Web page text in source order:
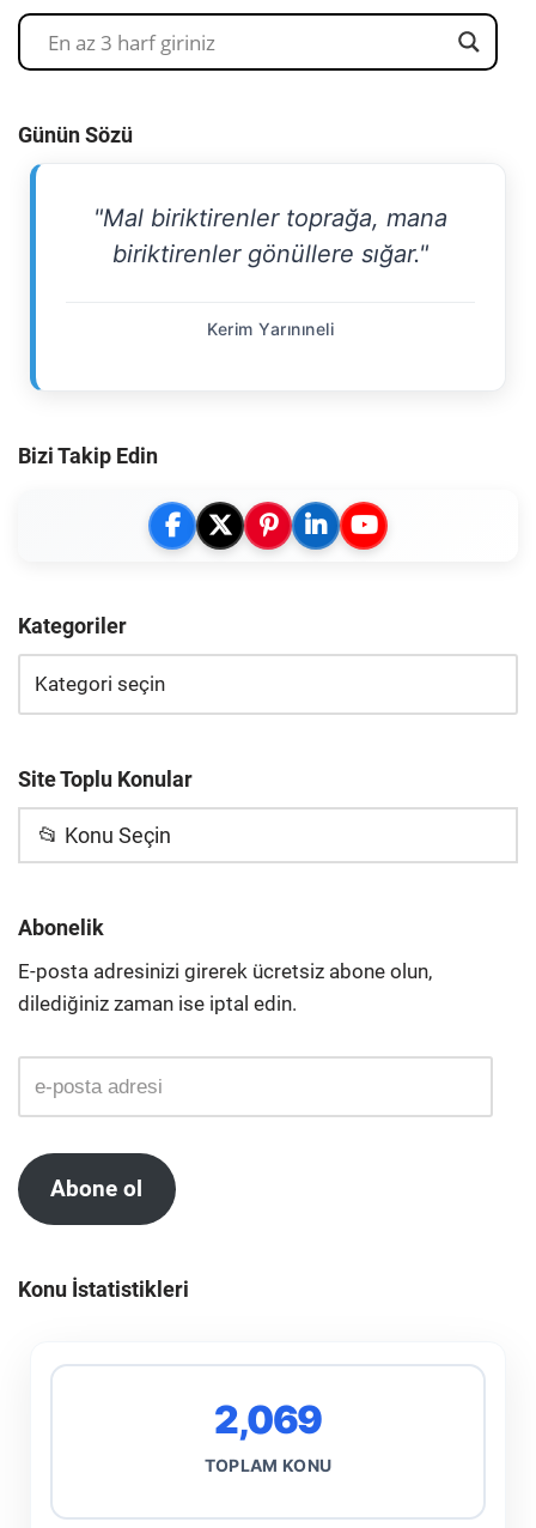
Günün Sözü
"Mal biriktirenler toprağa, mana
biriktirenler gönüllere sığar."
Kerim Yarınıneli
Bizi Takip Edin
Kategoriler
Site Toplu Konular
📂 Konu Seçin
Abonelik
E-posta adresinizi girerek ücretsiz abone olun,
dilediğiniz zaman ise iptal edin.
Abone ol
Konu İstatistikleri
2,069
TOPLAM KONU